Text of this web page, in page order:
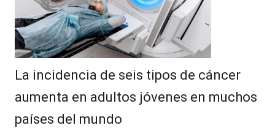
La incidencia de seis tipos de cáncer
aumenta en adultos jóvenes en muchos
países del mundo